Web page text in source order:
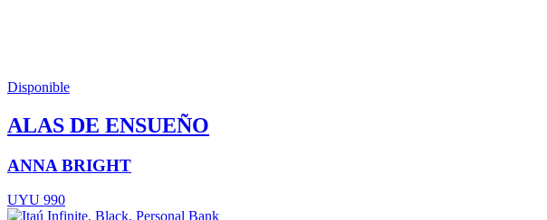
Disponible
ALAS DE ENSUEÑO
ANNA BRIGHT
UYU 990